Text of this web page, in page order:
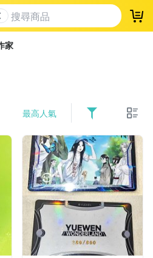
登
家
最高人氣